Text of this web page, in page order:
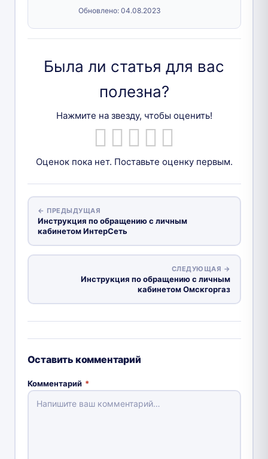
Обновлено: 04.08.2023
Была ли статья для вас
полезна?
Нажмите на звезду, чтобы оценить!
Оценок пока нет. Поставьте оценку первым.
← ПРЕДЫДУЩАЯ
Инструкция по обращению с личным
кабинетом ИнтерСеть
СЛЕДУЮЩАЯ →
Инструкция по обращению с личным
кабинетом Омскгоргаз
Оставить комментарий
Комментарий *